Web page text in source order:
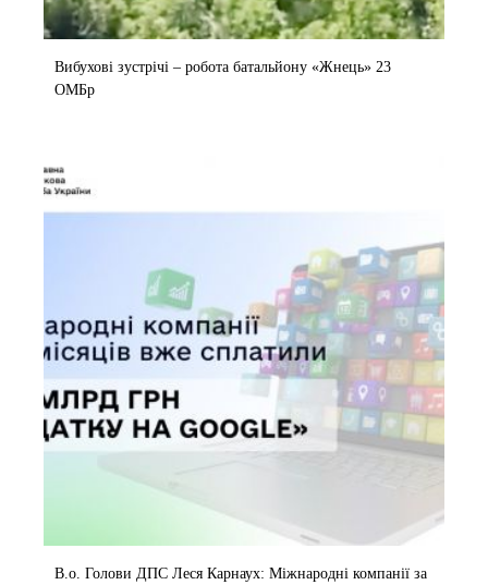
Вибухові зустрічі – робота батальйону «Жнець» 23
ОМБр
В.о. Голови ДПС Леся Карнаух: Міжнародні компанії за